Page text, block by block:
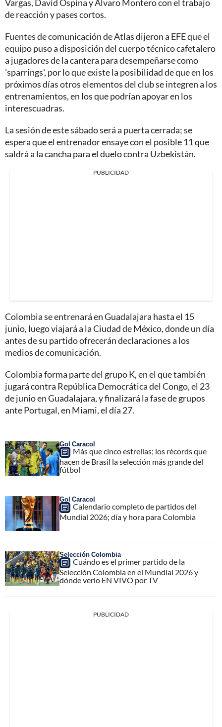
Vargas, David Ospina y Álvaro Montero con el trabajo
de reacción y pases cortos.
Fuentes de comunicación de Atlas dijeron a EFE que el
equipo puso a disposición del cuerpo técnico cafetalero
a jugadores de la cantera para desempeñarse como
'sparrings', por lo que existe la posibilidad de que en los
próximos días otros elementos del club se integren a los
entrenamientos, en los que podrían apoyar en los
interescuadras.
La sesión de este sábado será a puerta cerrada; se
espera que el entrenador ensaye con el posible 11 que
saldrá a la cancha para el duelo contra Uzbekistán.
PUBLICIDAD
Colombia se entrenará en Guadalajara hasta el 15
junio, luego viajará a la Ciudad de México, donde un día
antes de su partido ofrecerán declaraciones a los
medios de comunicación.
Colombia forma parte del grupo K, en el que también
jugará contra República Democrática del Congo, el 23
de junio en Guadalajara, y finalizará la fase de grupos
ante Portugal, en Miami, el día 27.
Gol Caracol
Más que cinco estrellas; los récords que
hacen de Brasil la selección más grande del
fútbol
Gol Caracol
Calendario completo de partidos del
Mundial 2026; día y hora para Colombia
Selección Colombia
Cuándo es el primer partido de la
Selección Colombia en el Mundial 2026 y
dónde verlo EN VIVO por TV
PUBLICIDAD